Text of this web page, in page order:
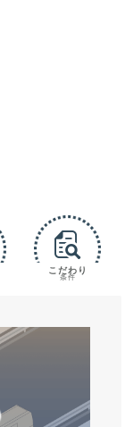
こだわり
条件